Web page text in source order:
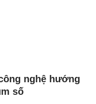
nghệ hướng
số